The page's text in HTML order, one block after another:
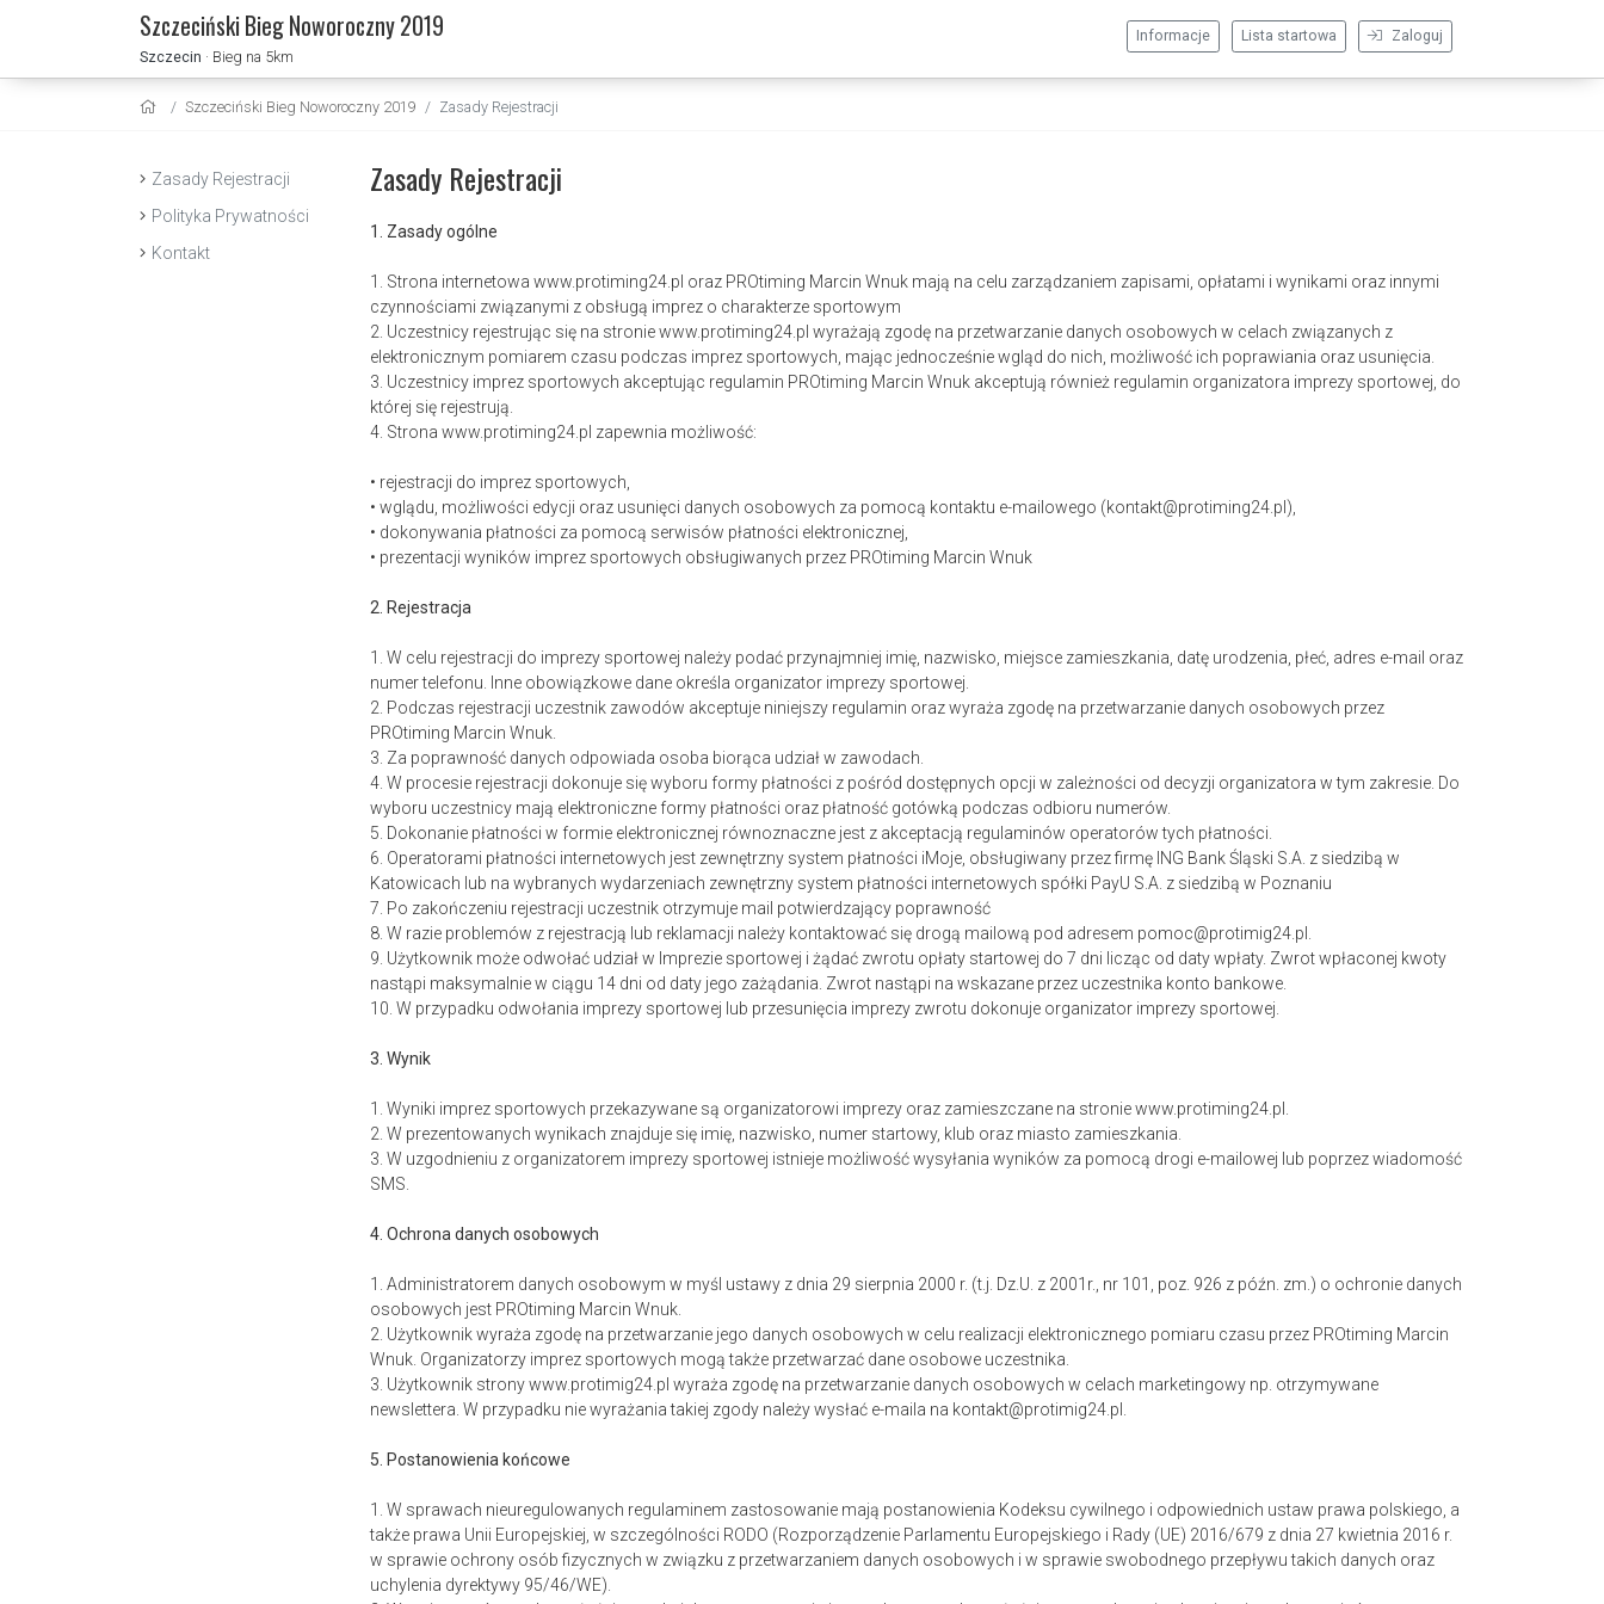
Szczeciński Bieg Noworoczny 2019
Szczecin · Bieg na 5km
Zaloguj
Lista startowa
Informacje
Szczeciński Bieg Noworoczny 2019 Zasady Rejestracji
Zasady Rejestracji
Polityka Prywatności
Kontakt
Zasady Rejestracji
1. Zasady ogólne
1. Strona internetowa www.protiming24.pl oraz PROtiming Marcin Wnuk mają na celu zarządzaniem zapisami, opłatami i wynikami oraz innymi
czynnościami związanymi z obsługą imprez o charakterze sportowym
2. Uczestnicy rejestrując się na stronie www.protiming24.pl wyrażają zgodę na przetwarzanie danych osobowych w celach związanych z
elektronicznym pomiarem czasu podczas imprez sportowych, mając jednocześnie wgląd do nich, możliwość ich poprawiania oraz usunięcia.
3. Uczestnicy imprez sportowych akceptując regulamin PROtiming Marcin Wnuk akceptują również regulamin organizatora imprezy sportowej, do
której się rejestrują.
4. Strona www.protiming24.pl zapewnia możliwość:
• rejestracji do imprez sportowych,
• wglądu, możliwości edycji oraz usunięci danych osobowych za pomocą kontaktu e-mailowego (kontakt@protiming24.pl),
• dokonywania płatności za pomocą serwisów płatności elektronicznej,
• prezentacji wyników imprez sportowych obsługiwanych przez PROtiming Marcin Wnuk
2. Rejestracja
1. W celu rejestracji do imprezy sportowej należy podać przynajmniej imię, nazwisko, miejsce zamieszkania, datę urodzenia, płeć, adres e-mail oraz
numer telefonu. Inne obowiązkowe dane określa organizator imprezy sportowej.
2. Podczas rejestracji uczestnik zawodów akceptuje niniejszy regulamin oraz wyraża zgodę na przetwarzanie danych osobowych przez
PROtiming Marcin Wnuk.
3. Za poprawność danych odpowiada osoba biorąca udział w zawodach.
4. W procesie rejestracji dokonuje się wyboru formy płatności z pośród dostępnych opcji w zależności od decyzji organizatora w tym zakresie. Do
wyboru uczestnicy mają elektroniczne formy płatności oraz płatność gotówką podczas odbioru numerów.
5. Dokonanie płatności w formie elektronicznej równoznaczne jest z akceptacją regulaminów operatorów tych płatności.
6. Operatorami płatności internetowych jest zewnętrzny system płatności iMoje, obsługiwany przez firmę ING Bank Śląski S.A. z siedzibą w
Katowicach lub na wybranych wydarzeniach zewnętrzny system płatności internetowych spółki PayU S.A. z siedzibą w Poznaniu
7. Po zakończeniu rejestracji uczestnik otrzymuje mail potwierdzający poprawność
8. W razie problemów z rejestracją lub reklamacji należy kontaktować się drogą mailową pod adresem pomoc@protimig24.pl.
9. Użytkownik może odwołać udział w Imprezie sportowej i żądać zwrotu opłaty startowej do 7 dni licząc od daty wpłaty. Zwrot wpłaconej kwoty
nastąpi maksymalnie w ciągu 14 dni od daty jego zażądania. Zwrot nastąpi na wskazane przez uczestnika konto bankowe.
10. W przypadku odwołania imprezy sportowej lub przesunięcia imprezy zwrotu dokonuje organizator imprezy sportowej.
3. Wynik
1. Wyniki imprez sportowych przekazywane są organizatorowi imprezy oraz zamieszczane na stronie www.protiming24.pl.
2. W prezentowanych wynikach znajduje się imię, nazwisko, numer startowy, klub oraz miasto zamieszkania.
3. W uzgodnieniu z organizatorem imprezy sportowej istnieje możliwość wysyłania wyników za pomocą drogi e-mailowej lub poprzez wiadomość
SMS.
4. Ochrona danych osobowych
1. Administratorem danych osobowym w myśl ustawy z dnia 29 sierpnia 2000 r. (t.j. Dz.U. z 2001r., nr 101, poz. 926 z późn. zm.) o ochronie danych
osobowych jest PROtiming Marcin Wnuk.
2. Użytkownik wyraża zgodę na przetwarzanie jego danych osobowych w celu realizacji elektronicznego pomiaru czasu przez PROtiming Marcin
Wnuk. Organizatorzy imprez sportowych mogą także przetwarzać dane osobowe uczestnika.
3. Użytkownik strony www.protimig24.pl wyraża zgodę na przetwarzanie danych osobowych w celach marketingowy np. otrzymywane
newslettera. W przypadku nie wyrażania takiej zgody należy wysłać e-maila na kontakt@protimig24.pl.
5. Postanowienia końcowe
1. W sprawach nieuregulowanych regulaminem zastosowanie mają postanowienia Kodeksu cywilnego i odpowiednich ustaw prawa polskiego, a
także prawa Unii Europejskiej, w szczególności RODO (Rozporządzenie Parlamentu Europejskiego i Rady (UE) 2016/679 z dnia 27 kwietnia 2016 r.
w sprawie ochrony osób fizycznych w związku z przetwarzaniem danych osobowych i w sprawie swobodnego przepływu takich danych oraz
uchylenia dyrektywy 95/46/WE).